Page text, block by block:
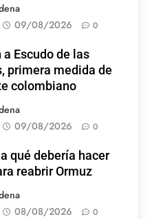
09/08/2026 0
Escudo de las
primera medida de
colombiano
09/08/2026 0
qué debería hacer
reabrir Ormuz
08/08/2026 0